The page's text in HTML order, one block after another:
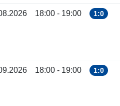
18:00 - 19:00 1:0
18:00 - 19:00 1:0